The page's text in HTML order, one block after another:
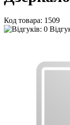
Код товара: 1509